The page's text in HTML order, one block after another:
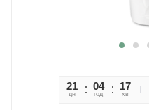
21
дн
04
год
17
хв